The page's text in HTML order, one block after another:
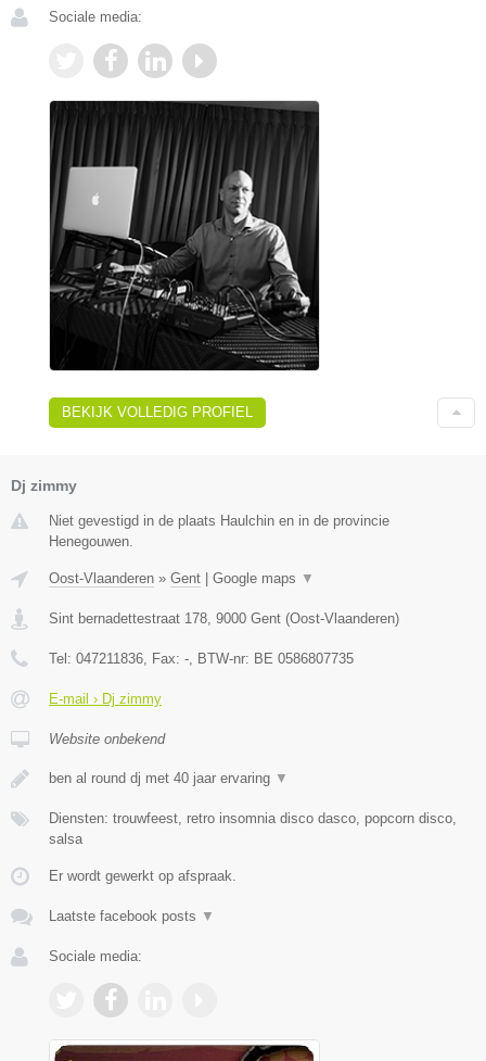
Sociale media:
BEKIJK VOLLEDIG PROFIEL
Dj zimmy
Niet gevestigd in de plaats Haulchin en in de provincie
Henegouwen.
Oost-Vlaanderen » Gent Google maps ▼
Sint bernadettestraat 178, 9000 Gent (Oost-Vlaanderen)
Tel: 047211836, Fax: -, BTW-nr: BE 0586807735
E-mail › Dj zimmy
Website onbekend
ben al round dj met 40 jaar ervaring ▼
Diensten: trouwfeest, retro insomnia disco dasco, popcorn disco,
salsa
Er wordt gewerkt op afspraak.
Laatste facebook posts ▼
Sociale media: